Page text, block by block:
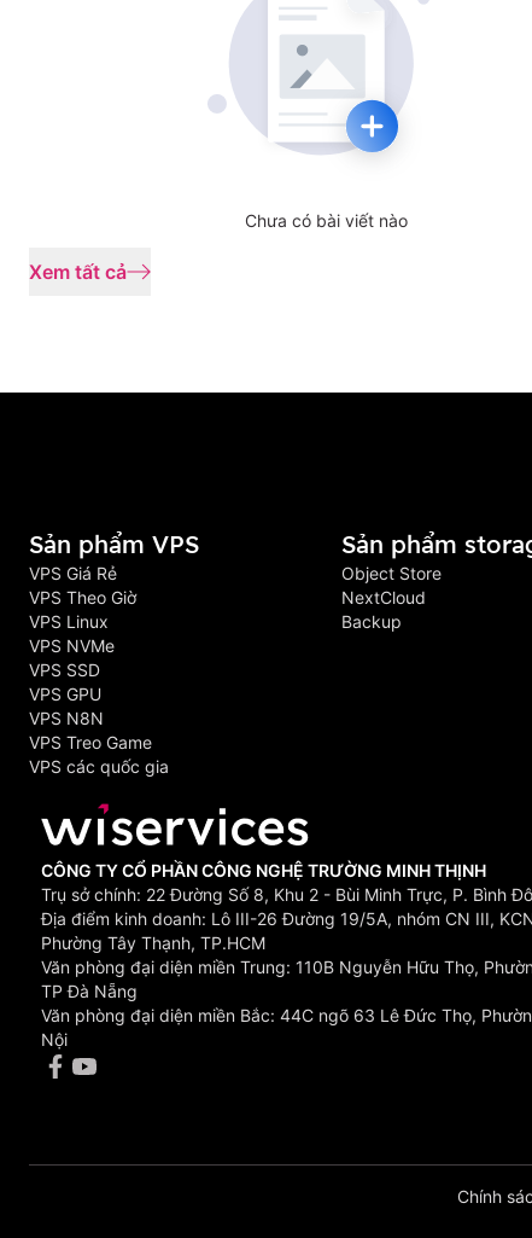
Chưa có bài viết nào
Xem tất cả
Sản phẩm VPS
VPS Giá Rẻ
VPS Theo Giờ
VPS Linux
VPS NVMe
VPS SSD
VPS GPU
VPS N8N
VPS Treo Game
VPS các quốc gia
Sản phẩm
Object Store
NextCloud
Backup
CÔNG TY CỔ PHẦN CÔNG NGHỆ TRƯỜNG MINH THỊNH
Trụ sở chính: 22 Đường Số 8, Khu 2 - Bùi Minh Trực, P. Bình
Địa điểm kinh doanh: Lô III-26 Đường 19/5A, nhóm CN III,
Phường Tây Thạnh, TP.HCM
Văn phòng đại diện miền Trung: 110B Nguyễn Hữu Thọ,
TP Đà Nẵng
Văn phòng đại diện miền Bắc: 44C ngõ 63 Lê Đức Thọ,
Nội
Chính